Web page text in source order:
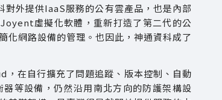
外提供IaaS服務的公有雲產品，也是內部
虛擬化軟體，重新打造了第二代的公
化網路設備的管理。也因此，神通資科成了
在自行擴充了問題追蹤、版本控制、自動
等設備，仍然沿用南北方向的防護架構設